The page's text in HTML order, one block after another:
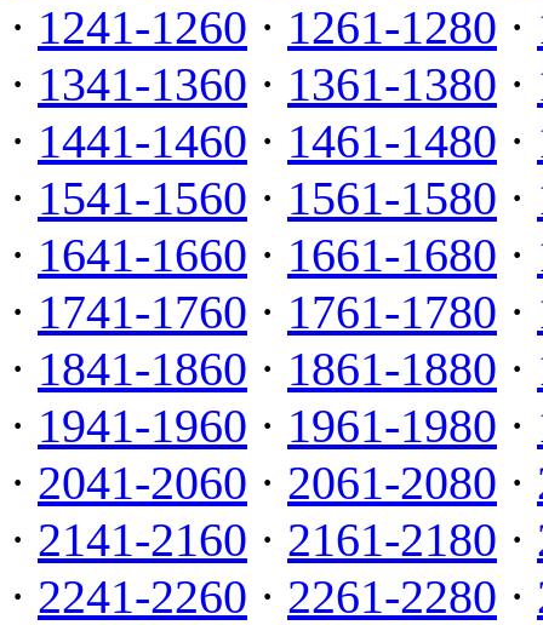
· 1241-1260 · 1261-1280 ·
· 1341-1360 · 1361-1380 ·
· 1441-1460 · 1461-1480 ·
· 1541-1560 · 1561-1580 ·
· 1641-1660 · 1661-1680 ·
· 1741-1760 · 1761-1780 ·
· 1841-1860 · 1861-1880 ·
· 1941-1960 · 1961-1980 ·
· 2041-2060 · 2061-2080 ·
· 2141-2160 · 2161-2180 ·
· 2241-2260 · 2261-2280 ·